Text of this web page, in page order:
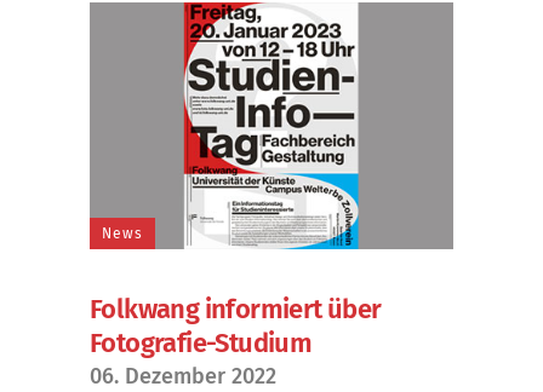
News
Folkwang informiert über
Fotografie-Studium
06. Dezember 2022